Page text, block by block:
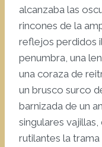
alcanzaba las
rincones de la
reflejos perdidos
penumbra, una
una coraza de
un brusco surco
barnizada de un
singulares
rutilantes la